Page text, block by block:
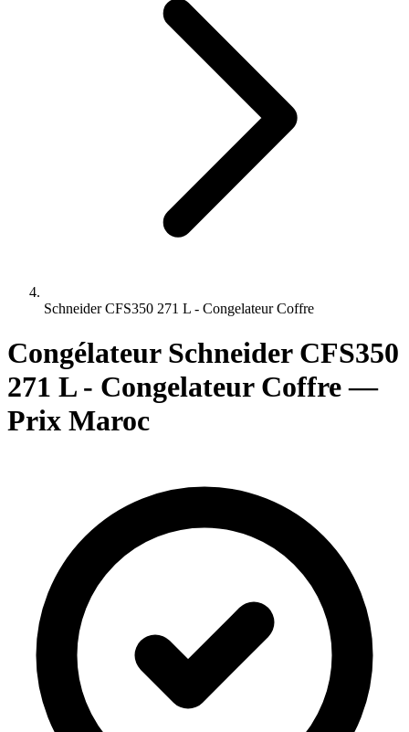
Schneider CFS350 271 L - Congelateur Coffre
Congélateur Schneider CFS350
271 L - Congelateur Coffre —
Prix Maroc